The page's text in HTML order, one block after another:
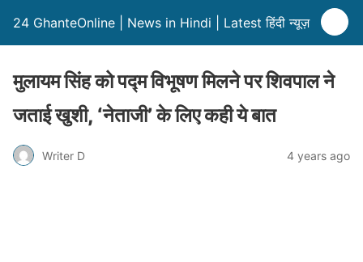
24 GhanteOnline | News in Hindi | Latest हिंदी न्यूज़
मुलायम सिंह को पद्म विभूषण मिलने पर शिवपाल ने
जताई खुशी, ‘नेताजी’ के लिए कही ये बात
Writer D 4 years ago